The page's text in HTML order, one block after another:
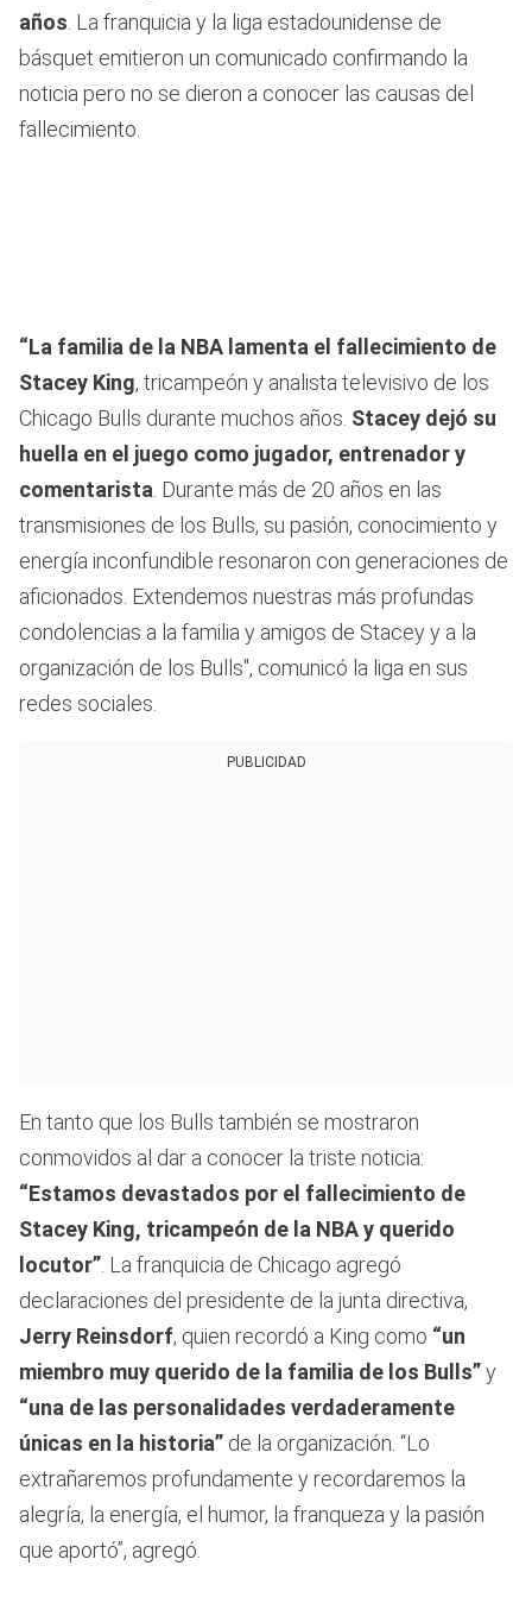
años . La franquicia y la liga estadounidense de
básquet emitieron un comunicado confirmando la
noticia pero no se dieron a conocer las causas del
fallecimiento.
“La familia de la NBA lamenta el fallecimiento de
Stacey King, tricampeón y analista televisivo de los
Chicago Bulls durante muchos años. Stacey dejó su
huella en el juego como jugador, entrenador y
comentarista . Durante más de 20 años en las
transmisiones de los Bulls, su pasión, conocimiento y
energía inconfundible resonaron con generaciones de
aficionados. Extendemos nuestras más profundas
condolencias a la familia y amigos de Stacey y a la
organización de los Bulls", comunicó la liga en sus
redes sociales.
PUBLICIDAD
En tanto que los Bulls también se mostraron
conmovidos al dar a conocer la triste noticia:
“Estamos devastados por el fallecimiento de
Stacey King, tricampeón de la NBA y querido
locutor” . La franquicia de Chicago agregó
declaraciones del presidente de la junta directiva,
Jerry Reinsdorf, quien recordó a King como “un
miembro muy querido de la familia de los Bulls”y
“una de las personalidades verdaderamente
únicas en la historia” de la organización. “Lo
extrañaremos profundamente y recordaremos la
alegría, la energía, el humor, la franqueza y la pasión
que aportó”, agregó.